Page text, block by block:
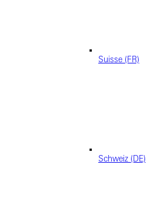
Suisse (FR)
Schweiz (DE)